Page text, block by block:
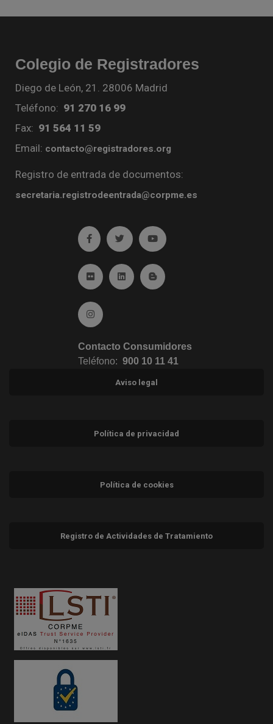
Colegio de Registradores
Diego de León, 21. 28006 Madrid
Teléfono: 91 270 16 99
Fax: 91 564 11 59
Email: contacto@registradores.org
Registro de entrada de documentos:
secretaria.registrodeentrada@corpme.es
Ir a facebook (abre en ventana nueva)
Ir a twitter (abre en ventana nueva)
Ir a YouTube (abre en
Ir a Flickr (abre en ventana nueva)
Ir a Linkedin (abre en ventana nueva)
Ir al Blog (abre en ventana
Ir a Instagram (abre en ventana nueva)
Contacto Consumidores
Teléfono: 900 10 11 41
Aviso legal
Política de privacidad
Política de cookies
Registro de Actividades de Tratamiento